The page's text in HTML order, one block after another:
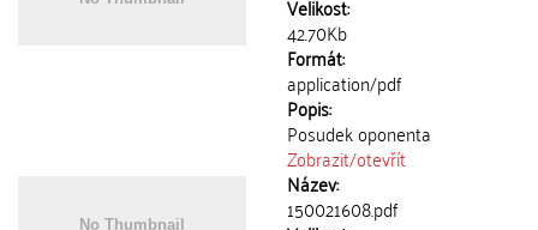
Velikost:
42.70Kb
Formát:
application/pdf
Popis:
Posudek oponenta
Zobrazit/otevřít
Název:
150021608.pdf